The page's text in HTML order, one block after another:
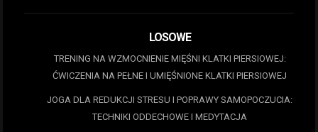
LOSOWE
TRENING NA WZMOCNIENIE MIĘŚNI KLATKI PIERSIOWEJ:
ĆWICZENIA NA PEŁNE I UMIĘŚNIONE KLATKI PIERSIOWEJ
JOGA DLA REDUKCJI STRESU I POPRAWY SAMOPOCZUCIA:
TECHNIKI ODDECHOWE I MEDYTACJA